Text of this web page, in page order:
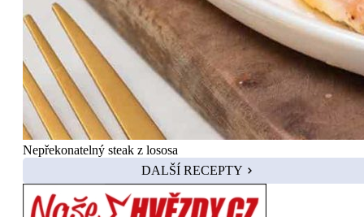
Nepřekonatelný steak z lososa
DALŠÍ RECEPTY